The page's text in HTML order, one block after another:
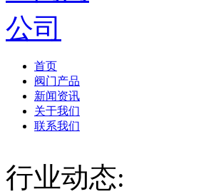
首页
阀门产品
新闻资讯
关于我们
联系我们
行业动态: